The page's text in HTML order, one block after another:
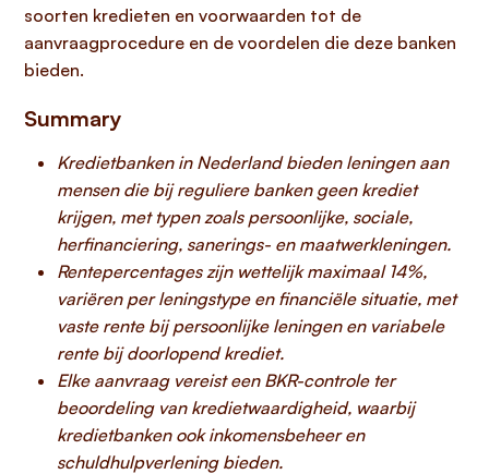
soorten kredieten en voorwaarden tot de
aanvraagprocedure en de voordelen die deze banken
bieden.
Summary
Kredietbanken in Nederland bieden leningen aan
mensen die bij reguliere banken geen krediet
krijgen, met typen zoals persoonlijke, sociale,
herfinanciering, sanerings- en maatwerkleningen.
Rentepercentages zijn wettelijk maximaal 14%,
variëren per leningstype en financiële situatie, met
vaste rente bij persoonlijke leningen en variabele
rente bij doorlopend krediet.
Elke aanvraag vereist een BKR-controle ter
beoordeling van kredietwaardigheid, waarbij
kredietbanken ook inkomensbeheer en
schuldhulpverlening bieden.